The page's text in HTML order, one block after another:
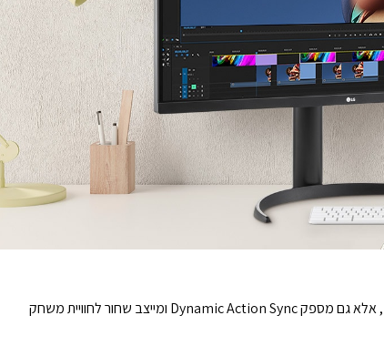
32UR550K לא רק מספק ריגושים עם תמונה איכותית וסאונד סטריאו (כולל ®‏MaxxAudio ‏Waves), אלא גם מספק Dynamic Action Sync ומייצב שחור לחוויית משחק